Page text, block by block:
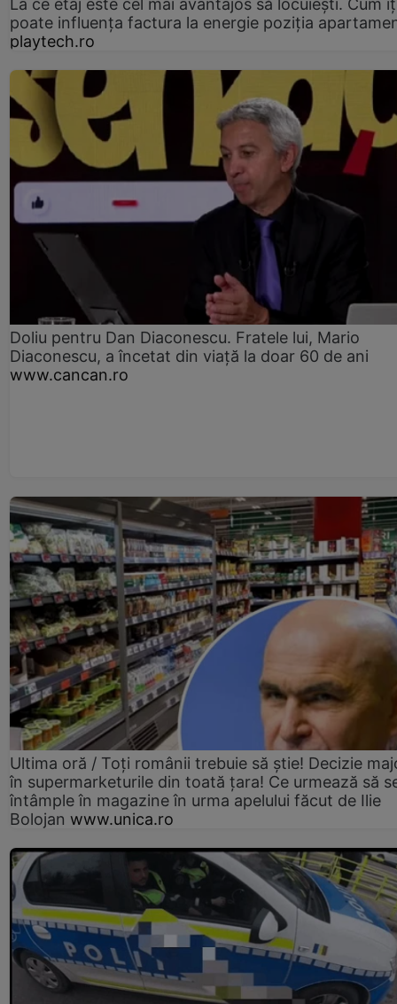
La ce etaj este cel mai avantajos să locuiești. Cum
poate influența factura la energie poziția
playtech.ro
Doliu pentru Dan Diaconescu. Fratele lui, Mario
Diaconescu, a încetat din viață la doar 60 de ani
www.cancan.ro
Ultima oră / Toți românii trebuie să știe! Decizie
în supermarketurile din toată țara! Ce urmează să
întâmple în magazine în urma apelului făcut de Ilie
Bolojan www.unica.ro